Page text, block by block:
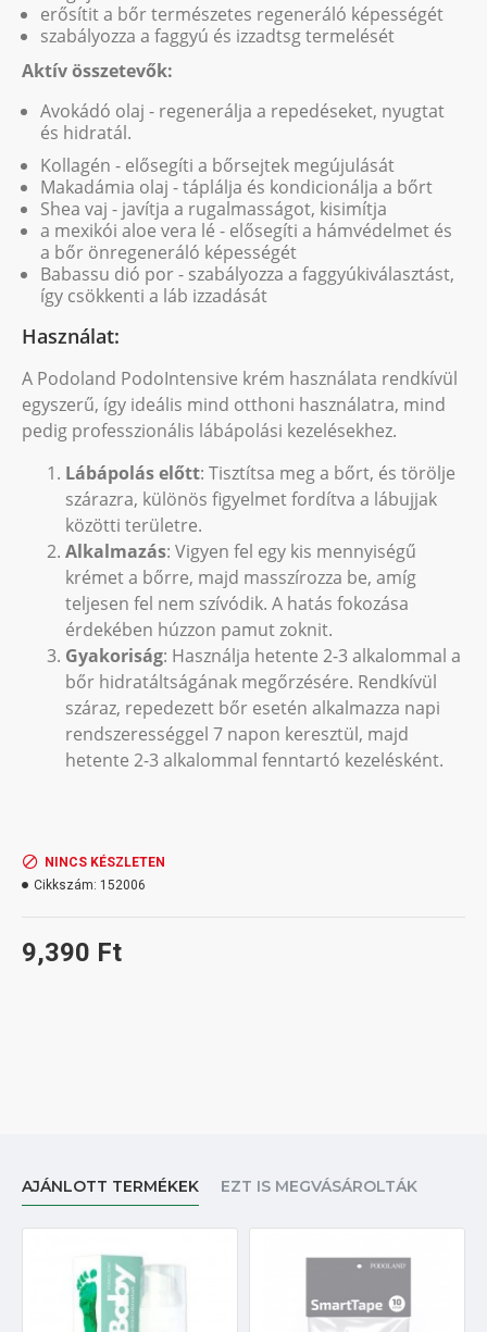
erősítit a bőr természetes regeneráló képességét
szabályozza a faggyú és izzadtsg termelését
Aktív összetevők:
Avokádó olaj - regenerálja a repedéseket, nyugtat
és hidratál.
Kollagén - elősegíti a bőrsejtek megújulását
Makadámia olaj - táplálja és kondicionálja a bőrt
Shea vaj - javítja a rugalmasságot, kisimítja
a mexikói aloe vera lé - elősegíti a hámvédelmet és
a bőr önregeneráló képességét
Babassu dió por - szabályozza a faggyúkiválasztást,
így csökkenti a láb izzadását
Használat:
A Podoland PodoIntensive krém használata rendkívül
egyszerű, így ideális mind otthoni használatra, mind
pedig professzionális lábápolási kezelésekhez.
Lábápolás előtt: Tisztítsa meg a bőrt, és törölje
szárazra, különös figyelmet fordítva a lábujjak
közötti területre.
Alkalmazás: Vigyen fel egy kis mennyiségű
krémet a bőrre, majd masszírozza be, amíg
teljesen fel nem szívódik. A hatás fokozása
érdekében húzzon pamut zoknit.
Gyakoriság: Használja hetente 2-3 alkalommal a
bőr hidratáltságának megőrzésére. Rendkívül
száraz, repedezett bőr esetén alkalmazza napi
rendszerességgel 7 napon keresztül, majd
hetente 2-3 alkalommal fenntartó kezelésként.
9,390 Ft
NINCS KÉSZLETEN
Cikkszám: 152006
AJÁNLOTT TERMÉKEK EZT IS MEGVÁSÁROLTÁK